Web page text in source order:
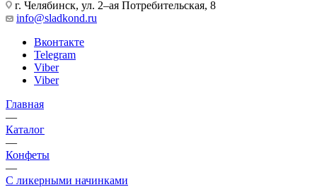
г. Челябинск, ул. 2–ая Потребительская, 8
info@sladkond.ru
Вконтакте
Telegram
Viber
Viber
Главная
—
Каталог
—
Конфеты
—
С ликерными начинками